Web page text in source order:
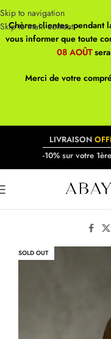
Skip to navigation
Skip to main content
Chères clientes, pendant
vous informer que toute
08 AOÛT
Merci de votre
LIVRAISON
-10% sur votre
SOLD OUT